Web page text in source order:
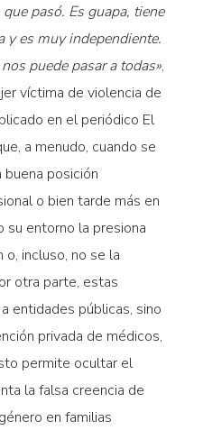
pasó. Es guapa, tiene
y es muy independiente.
puede pasar a todas»,
víctima de violencia de
en el periódico El
a menudo, cuando se
posición
o bien tarde más en
su entorno la presiona
incluso, no se la
otra parte, estas
entidades públicas, sino
privada de médicos,
permite ocultar el
la falsa creencia de
en familias